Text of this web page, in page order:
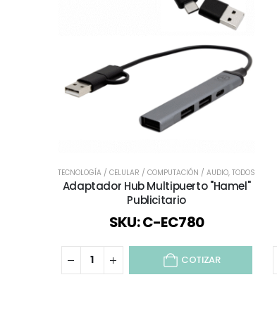
TECNOLOGÍA / CELULAR / COMPUTACIÓN / AUDIO, TODOS
Adaptador Hub Multipuerto "Hamel"
Publicitario
SKU: C-EC780
COTIZAR